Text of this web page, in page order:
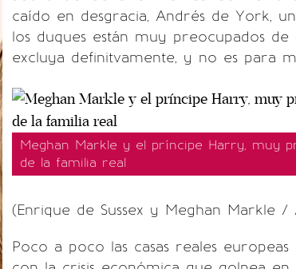
caído en desgracia, Andrés de York,
los duques están muy preocupados
excluya definitvamente, y no es para
Meghan Markle y el príncipe Harry, muy
de la familia real
(Enrique de Sussex y Meghan Markle /
Poco a poco las casas reales